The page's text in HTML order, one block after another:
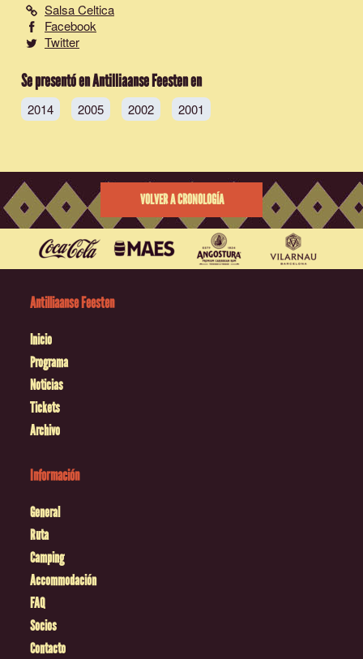
Salsa Celtica
Facebook
Twitter
Se presentó en Antilliaanse Feesten en
2014 2005 2002 2001
VOLVER A CRONOLOGÍA
Antilliaanse Feesten
Inicio
Programa
Noticias
Tickets
Archivo
Información
General
Ruta
Camping
Accommodación
FAQ
Socios
Contacto